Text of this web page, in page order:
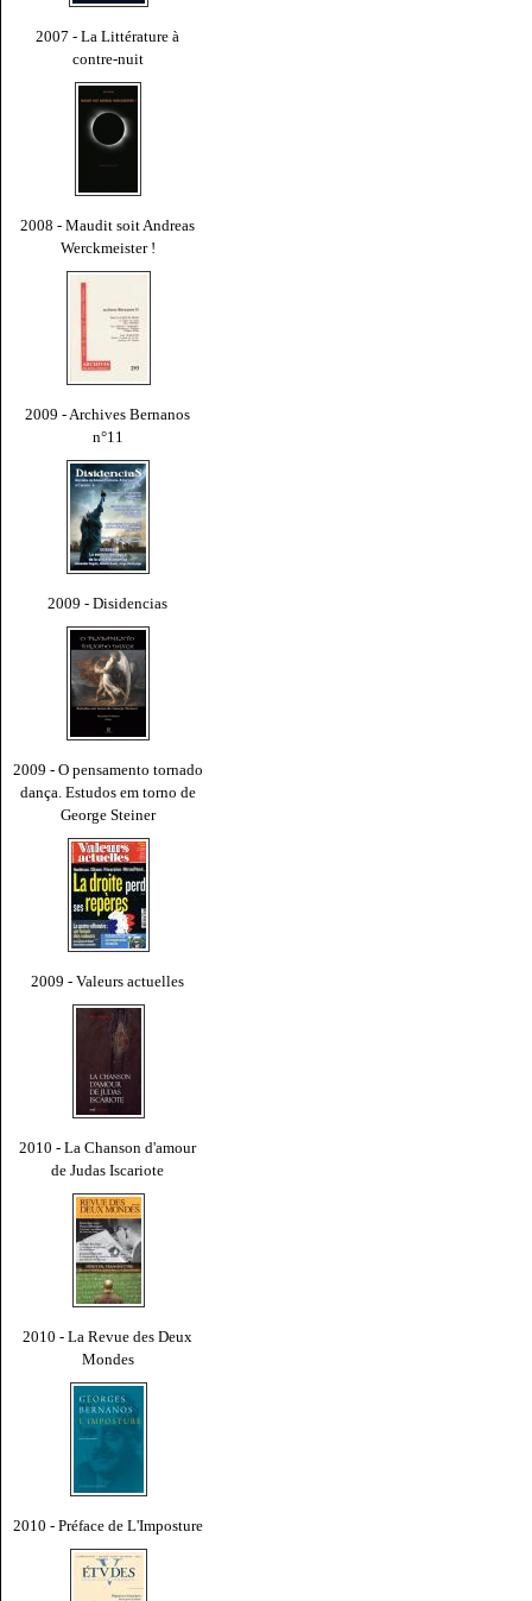
2007 - La Littérature à
contre-nuit
2008 - Maudit soit Andreas
Werckmeister !
2009 - Archives Bernanos
n°11
2009 - Disidencias
2009 - O pensamento tornado
dança. Estudos em torno de
George Steiner
2009 - Valeurs actuelles
2010 - La Chanson d'amour
de Judas Iscariote
2010 - La Revue des Deux
Mondes
2010 - Préface de L'Imposture